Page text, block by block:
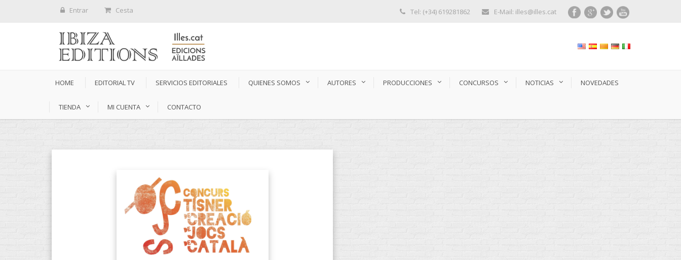
Entrar Cesta Tel: (+34) 619281862 E-Mail: illes@illes.cat
HOME EDITORIAL TV SERVICIOS EDITORIALES QUIENES SOMOS AUTORES PRODUCCIONES CONCURSOS NOTICIAS NOVEDADES
TIENDA MI CUENTA CONTACTO